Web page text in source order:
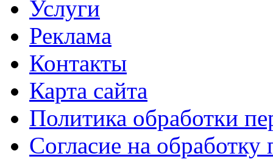
Услуги
Реклама
Контакты
Карта сайта
Политика обработки
Согласие на